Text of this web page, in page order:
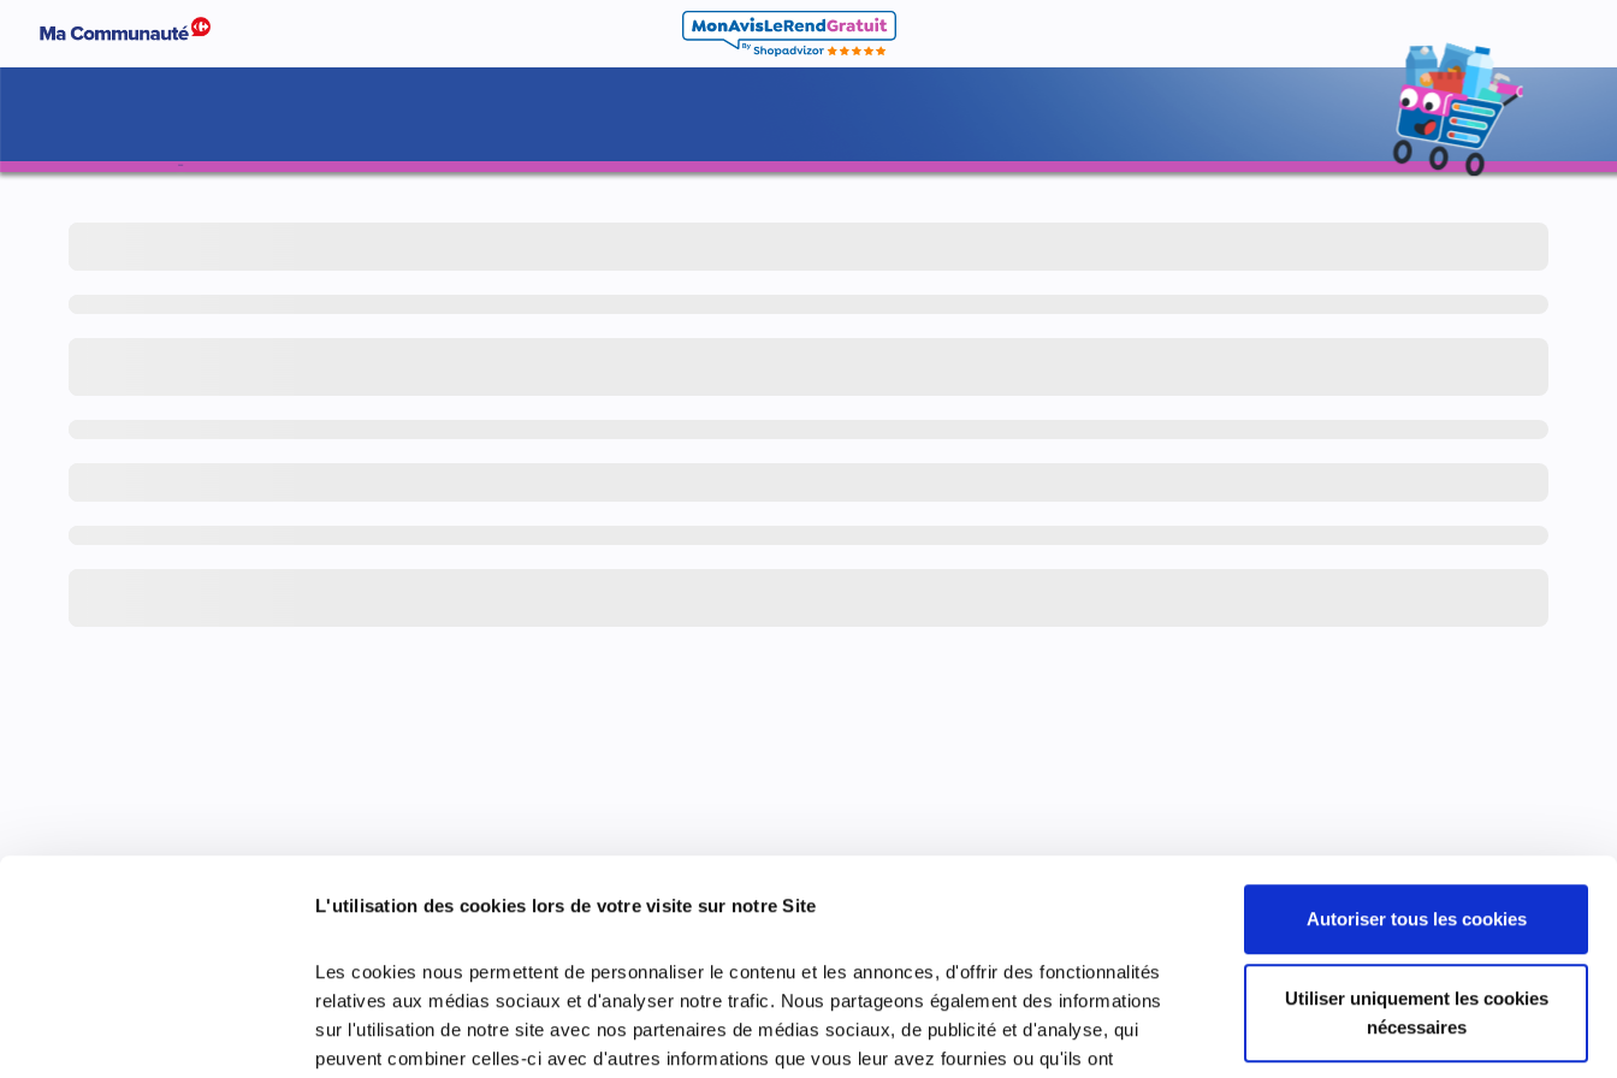
L'utilisation des cookies lors de votre visite sur notre Site
Les cookies nous permettent de personnaliser le contenu et les annonces, d'offrir des fonctionnalités
relatives aux médias sociaux et d'analyser notre trafic. Nous partageons également des informations
sur l'utilisation de notre site avec nos partenaires de médias sociaux, de publicité et d'analyse, qui
peuvent combiner celles-ci avec d'autres informations que vous leur avez fournies ou qu'ils ont
Autoriser tous les cookies
Utiliser uniquement les cookies
nécessaires